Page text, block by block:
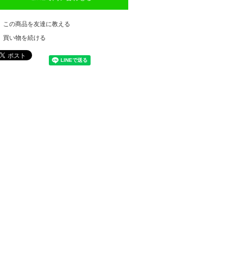
この商品を友達に教える
買い物を続ける